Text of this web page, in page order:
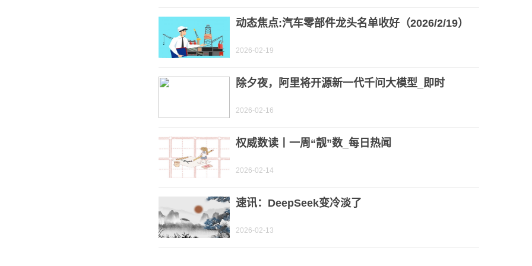
动态焦点:汽车零部件龙头名单收好（2026/2/19）
2026-02-19
除夕夜，阿里将开源新一代千问大模型_即时
2026-02-16
权威数读丨一周“靓”数_每日热闻
2026-02-14
速讯：DeepSeek变冷淡了
2026-02-13